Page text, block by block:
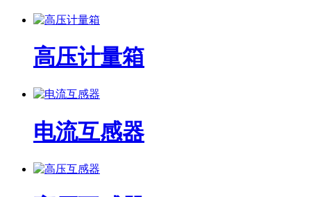
高压计量箱
电流互感器